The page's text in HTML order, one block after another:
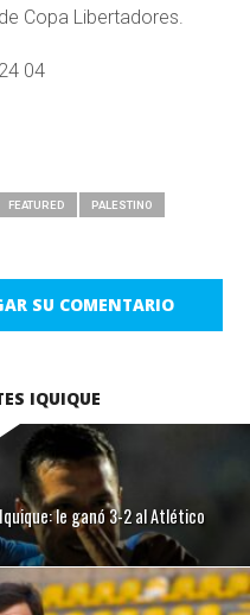
Copa Libertadores.
FEATURED PALESTINO
SU COMENTARIO
IQUIQUE
le ganó 3-2 al Atlético